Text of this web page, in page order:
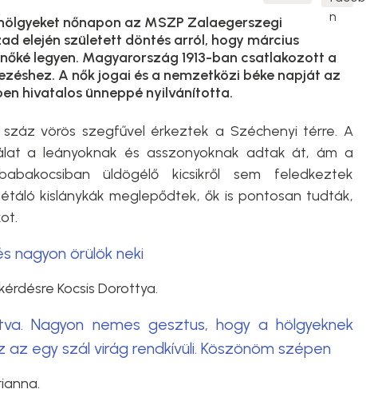
nőnapon az MSZP Zalaegerszegi
elején született döntés arról, hogy március
legyen. Magyarország 1913-ban csatlakozott a
A nők jogai és a nemzetközi béke napját az
hivatalos ünneppé nyilvánította.
vörös szegfűvel érkeztek a Széchenyi térre. A
a leányoknak és asszonyoknak adtak át, ám a
üldögélő kicsikről sem feledkeztek
kislánykák meglepődtek, ők is pontosan tudták,
nagyon örülök neki
Kocsis Dorottya.
Nagyon nemes gesztus, hogy a hölgyeknek
az egy szál virág rendkívüli. Köszönöm szépen